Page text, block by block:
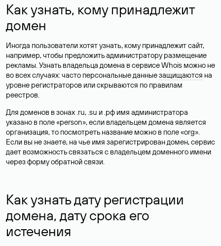
Как узнать, кому принадлежит
домен
Иногда пользователи хотят узнать, кому принадлежит сайт,
например, чтобы предложить администратору размещение
рекламы. Узнать владельца домена в сервисе Whois можно не
во всех случаях: часто персональные данныезащищаются на
уровне регистраторов или скрываются по правилам
реестров.
Для доменов в зонах .ru, .su и .рф имя администратора
указано в поле «person», если владельцем домена является
организация, то посмотреть название можно в поле «org».
Если вы не знаете, на чье имя зарегистрирован домен, сервис
дает возможность связаться с владельцем доменного имени
через форму обратной связи.
Как узнать дату регистрации
домена, дату срока его
истечения